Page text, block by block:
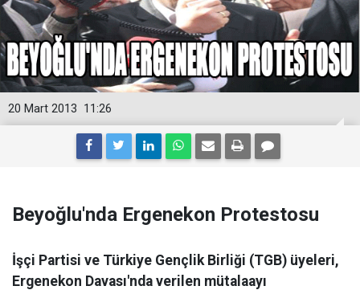
11:26
20 Mart 2013
Beyoğlu'nda Ergenekon Protestosu
İşçi Partisi ve Türkiye Gençlik Birliği (TGB) üyeleri,
Ergenekon Davası'nda verilen mütalaayı